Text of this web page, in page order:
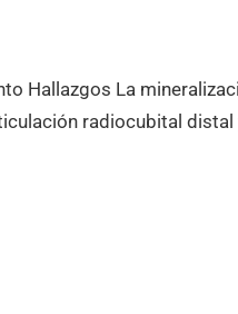
Hallazgos La
radiocubital distal